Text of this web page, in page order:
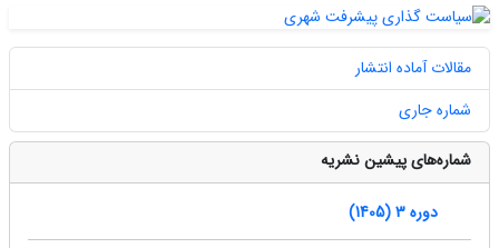
مقالات آماده انتشار
شماره جاری
شماره‌های پیشین نشریه
دوره 3 (1405)